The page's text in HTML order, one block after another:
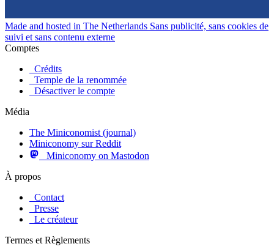
Made and hosted in The Netherlands Sans publicité, sans cookies de
suivi et sans contenu externe
Comptes
Crédits
Temple de la renommée
Désactiver le compte
Média
The Miniconomist (journal)
Miniconomy sur Reddit
Miniconomy on Mastodon
À propos
Contact
Presse
Le créateur
Termes et Règlements